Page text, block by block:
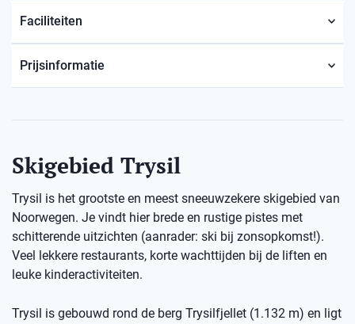
Faciliteiten
Prijsinformatie
Skigebied Trysil
Trysil is het grootste en meest sneeuwzekere skigebied van
Noorwegen. Je vindt hier brede en rustige pistes met
schitterende uitzichten (aanrader: ski bij zonsopkomst!).
Veel lekkere restaurants, korte wachttijden bij de liften en
leuke kinderactiviteiten.
Trysil is gebouwd rond de berg Trysilfjellet (1.132 m) en ligt